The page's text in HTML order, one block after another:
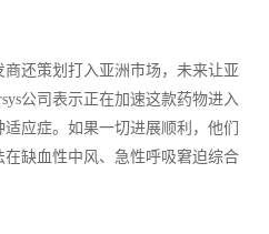
还策划打入亚洲市场，未来让亚
公司表示正在加速这款药物进入
应症。如果一切进展顺利，他们
缺血性中风、急性呼吸窘迫综合